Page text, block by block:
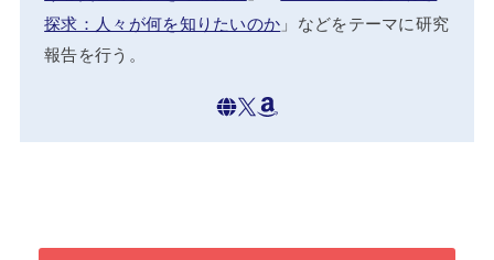
探求：人々が何を知りたいのか 」などをテーマに研究
報告を行う。